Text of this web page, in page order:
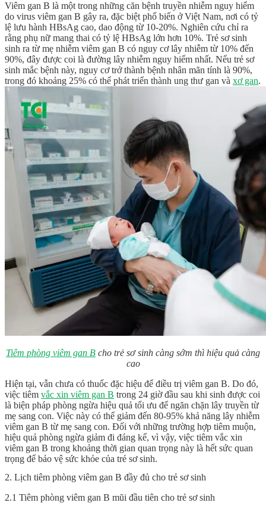
Viêm gan B là một trong những căn bệnh truyền nhiễm nguy hiểm
do virus viêm gan B gây ra, đặc biệt phổ biến ở Việt Nam, nơi có tỷ
lệ lưu hành HBsAg cao, dao động từ 10-20%. Nghiên cứu chỉ ra
rằng phụ nữ mang thai có tỷ lệ HBsAg lớn hơn 10%. Trẻ sơ sinh
sinh ra từ mẹ nhiễm viêm gan B có nguy cơ lây nhiễm từ 10% đến
90%, đây được coi là đường lây nhiễm nguy hiểm nhất. Nếu trẻ sơ
sinh mắc bệnh này, nguy cơ trở thành bệnh nhân mãn tính là 90%,
trong đó khoảng 25% có thể phát triển thành ung thư gan và xơ gan.
Tiêm phòng viêm gan B cho trẻ sơ sinh càng sớm thì hiệu quả càng
cao
Hiện tại, vẫn chưa có thuốc đặc hiệu để điều trị viêm gan B. Do đó,
việc tiêm vắc xin viêm gan B trong 24 giờ đầu sau khi sinh được coi
là biện pháp phòng ngừa hiệu quả tối ưu để ngăn chặn lây truyền từ
mẹ sang con. Việc này có thể giảm đến 80-95% khả năng lây nhiễm
viêm gan B từ mẹ sang con. Đối với những trường hợp tiêm muộn,
hiệu quả phòng ngừa giảm đi đáng kể, vì vậy, việc tiêm vắc xin
viêm gan B trong khoảng thời gian quan trọng này là hết sức quan
trọng để bảo vệ sức khỏe của trẻ sơ sinh.
2. Lịch tiêm phòng viêm gan B đầy đủ cho trẻ sơ sinh
2.1 Tiêm phòng viêm gan B mũi đầu tiên cho trẻ sơ sinh